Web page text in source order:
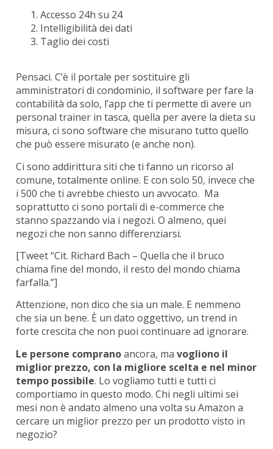
Accesso 24h su 24
Intelligibilità dei dati
Taglio dei costi
Pensaci. C’è il portale per sostituire gli
amministratori di condominio, il software per fare la
contabilità da solo, l’app che ti permette di avere un
personal trainer in tasca, quella per avere la dieta su
misura, ci sono software che misurano tutto quello
che può essere misurato (e anche non).
Ci sono addirittura siti che ti fanno un ricorso al
comune, totalmente online. E con solo 50, invece che
i 500 che ti avrebbe chiesto un avvocato. Ma
soprattutto ci sono portali di e-commerce che
stanno spazzando via i negozi. O almeno, quei
negozi che non sanno differenziarsi.
[Tweet “Cit. Richard Bach – Quella che il bruco
chiama fine del mondo, il resto del mondo chiama
farfalla.”]
Attenzione, non dico che sia un male. E nemmeno
che sia un bene. È un dato oggettivo, un trend in
forte crescita che non puoi continuare ad ignorare.
Le persone compranoancora, ma vogliono il
miglior prezzo, con la migliore scelta e nel minor
tempo possibile. Lo vogliamo tutti e tutti ci
comportiamo in questo modo. Chi negli ultimi sei
mesi non è andato almeno una volta su Amazon a
cercare un miglior prezzo per un prodotto visto in
negozio?